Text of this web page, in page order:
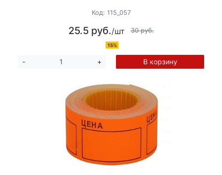
Код: 115_057
25.5 руб./шт 30 руб.
15%
- + В корзину